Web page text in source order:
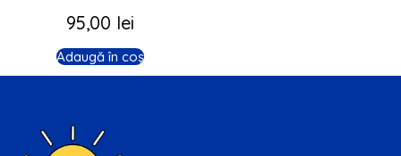
95,00 lei
Adaugă în coș